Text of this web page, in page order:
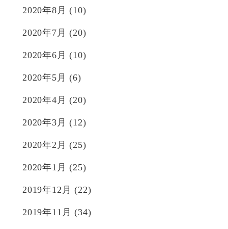
2020年8月 (10)
2020年7月 (20)
2020年6月 (10)
2020年5月 (6)
2020年4月 (20)
2020年3月 (12)
2020年2月 (25)
2020年1月 (25)
2019年12月 (22)
2019年11月 (34)